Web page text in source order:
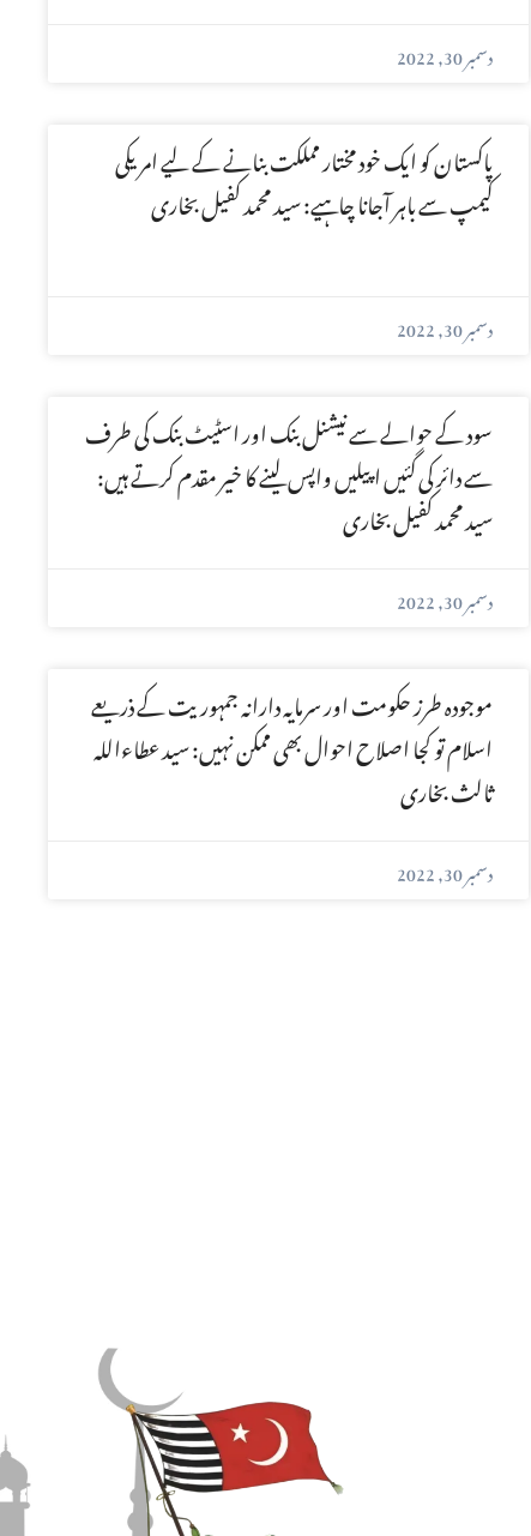
دسمبر 30, 2022
پاکستان کو ایک خود مختار مملکت بنانے کے لیے امریکی
کیمپ سے باہر آجانا چاہیے: سید محمد کفیل بخاری
دسمبر 30, 2022
سود کے حوالے سے نیشنل بنک اور اسٹیٹ بنک کی طرف
سے دائر کی گئیں اپیلیں واپس لینے کا خیر مقدم کرتے ہیں:
سید محمد کفیل بخاری
دسمبر 30, 2022
موجودہ طرز حکومت اور سرمایہ دارانہ جمہوریت کے ذریعے
اسلام تو کجا اصلاح احوال بھی ممکن نہیں: سید عطاءاللہ
ثالث بخاری
دسمبر 30, 2022